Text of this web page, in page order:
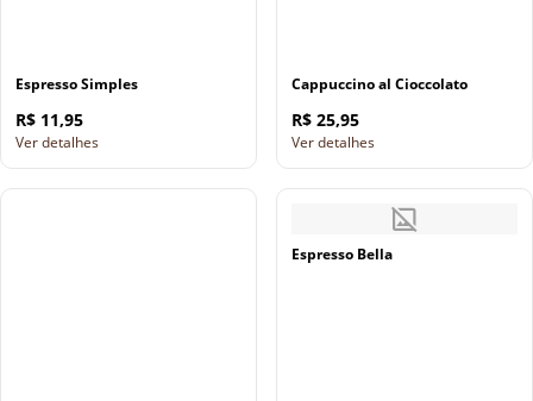
Espresso Simples
R$ 11,95
Ver detalhes
Cappuccino al Cioccolato
R$ 25,95
Ver detalhes
Espresso Bella